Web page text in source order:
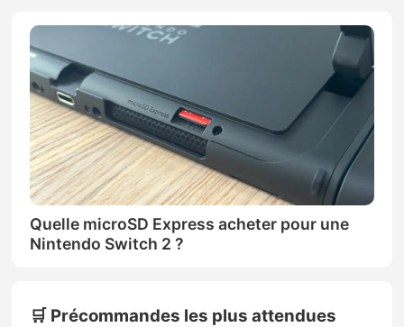
Quelle microSD Express acheter pour une
Nintendo Switch 2 ?
🛒 Précommandes les plus attendues